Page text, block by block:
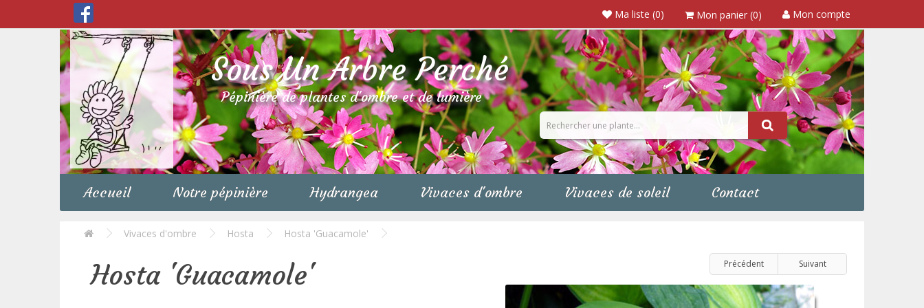
Ma liste (0) Mon panier (0) Mon compte
Sous Un Arbre Perché
Pépinière de plantes d'ombre et de lumière
Accueil Notre pépinière Hydrangea Vivaces d'ombre Vivaces de soleil Contact
Vivaces d'ombre Hosta Hosta 'Guacamole'
Hosta 'Guacamole' Précédent Suivant